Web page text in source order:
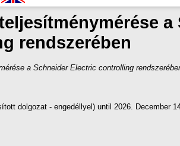
rendszerében
a Schneider Electric controlling
dolgozat - engedéllyel) until 2026. December